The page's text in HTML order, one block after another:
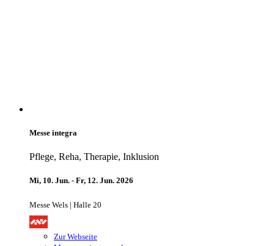
Messe integra
Pflege, Reha, Therapie, Inklusion
Mi, 10. Jun. - Fr, 12. Jun. 2026
Messe Wels | Halle 20
Zur Webseite